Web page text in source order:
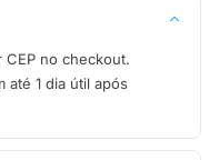
no checkout.
até 1 dia útil após